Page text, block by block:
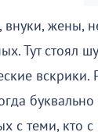
внуки, жены,
Тут стоял
вскрики.
с теми, кто